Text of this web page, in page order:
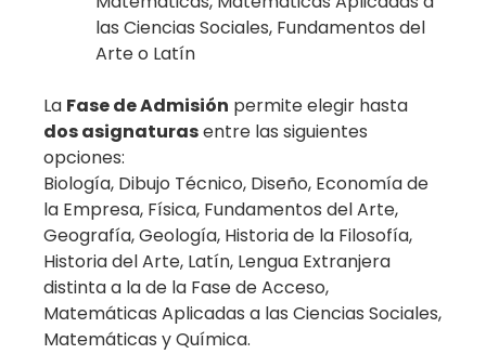
las Ciencias Sociales, Fundamentos del
Arte o Latín
La Fase de Admisión permite elegir hasta
dos asignaturasentre las siguientes
opciones:
Biología, Dibujo Técnico, Diseño, Economía de
la Empresa, Física, Fundamentos del Arte,
Geografía, Geología, Historia de la Filosofía,
Historia del Arte, Latín, Lengua Extranjera
distinta a la de la Fase de Acceso,
Matemáticas Aplicadas a las Ciencias Sociales,
Matemáticas y Química.